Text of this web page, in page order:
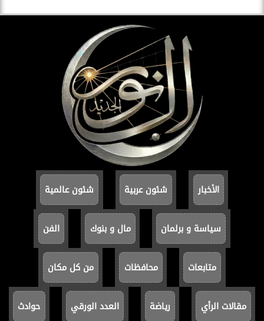
الأخبار شئون عربية شئون عالمية
سياسة و برلمان مال و بنوك الفن
متابعات محافظات من كل مكان
مقالات الرأي رياضة العدد الورقي حوادث